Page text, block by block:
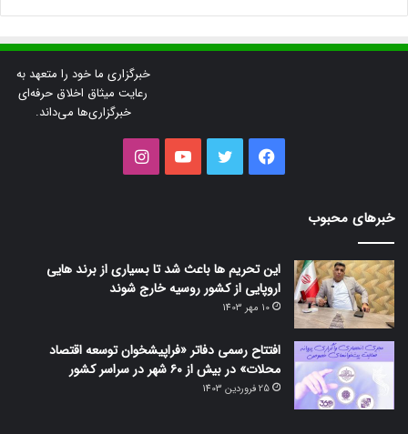
خبرگزاری ما خود را متعهد به
رعایت میثاق اخلاق حرفه‌ای
خبرگزاری‌ها می‌داند.
فیس
توییتر یوتیوب
خبرهای محبوب
این تحریم ها باعث شد تا بسیاری از برند هایی
اروپایی از کشور روسیه خارج شوند
10 مهر 1403
افتتاح رسمی دفاتر «فراپیشخوان توسعه اقتصاد
محلات» در بیش از ۶۰ شهر در سراسر کشور
25 فروردین 1403